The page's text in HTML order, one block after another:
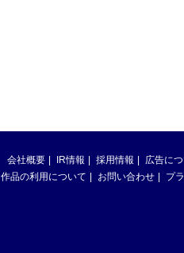
会社概要 IR情報 採用情報 広告に
作品の利用について
お問い合わせ プ